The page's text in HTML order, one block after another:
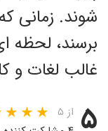
شوند. زمانی
برسند، لحظه
غالب لغات و
۵ از ۵